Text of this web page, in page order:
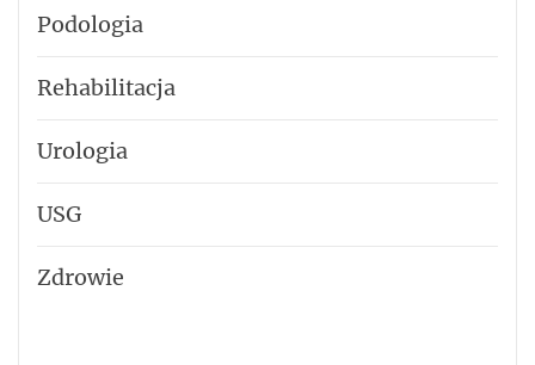
Podologia
Rehabilitacja
Urologia
USG
Zdrowie